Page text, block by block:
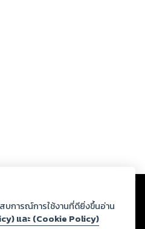
บไซต์และปรากฏว่าละเมิดสิทธิใน
ต่อกฎหมายและศีลธรรม ดังนั้น ผู้อ่าน
รองด้วยตนเอง และหากท่านพบว่าส่วน
บการณ์การใช้งานที่ดียิ่งขึ้นอ่าน
และ (Cookie Policy)